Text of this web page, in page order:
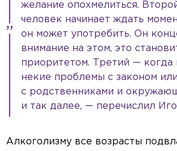
желание опохмелиться.
человек начинает ждать
он может употребить. Он
внимание на этом, это
приоритетом. Третий — когда
некие проблемы с законом
с родственниками и
и так далее, — перечислил
Алкоголизму все возрасты